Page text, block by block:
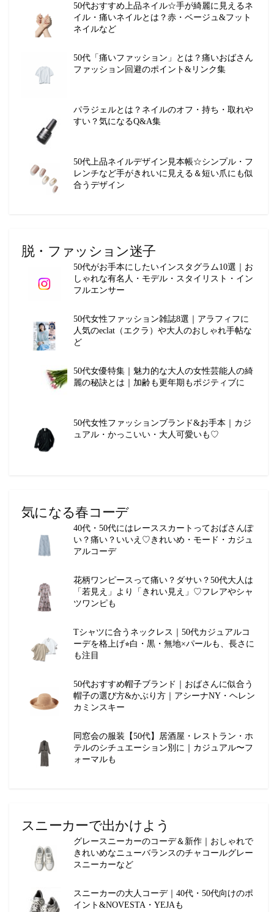
50代おすすめ上品ネイル☆手が綺麗に見えるネ
イル・痛いネイルとは？赤・ベージュ&フット
ネイルなど
50代「痛いファッション」とは？痛いおばさん
ファッション回避のポイント&リンク集
パラジェルとは？ネイルのオフ・持ち・取れや
すい？気になるQ&A集
50代上品ネイルデザイン見本帳☆シンプル・フ
レンチなど手がきれいに見える＆短い爪にも似
合うデザイン
脱・ファッション迷子
50代がお手本にしたいインスタグラム10選｜お
しゃれな有名人・モデル・スタイリスト・イン
フルエンサー
50代女性ファッション雑誌8選｜アラフィフに
人気のeclat（エクラ）や大人のおしゃれ手帖な
ど
50代女優特集｜魅力的な大人の女性芸能人の綺
麗の秘訣とは｜加齢も更年期もポジティブに
50代女性ファッションブランド&お手本｜カジ
ュアル・かっこいい・大人可愛いも♡
気になる春コーデ
40代・50代にはレーススカートっておばさんぽ
い？痛い？いいえ♡きれいめ・モード・カジュ
アルコーデ
花柄ワンピースって痛い？ダサい？50代大人は
「若見え」より「きれい見え」♡フレアやシャ
ツワンピも
Tシャツに合うネックレス｜50代カジュアルコ
ーデを格上げ⭐︎白・黒・無地×パールも、長さに
も注目
50代おすすめ帽子ブランド｜おばさんに似合う
帽子の選び方&かぶり方｜アシーナNY・ヘレン
カミンスキー
同窓会の服装【50代】居酒屋・レストラン・ホ
テルのシチュエーション別に｜カジュアル〜フ
ォーマルも
スニーカーで出かけよう
グレースニーカーのコーデ＆新作｜おしゃれで
きれいめなニューバランスのチャコールグレー
スニーカーなど
スニーカーの大人コーデ｜40代・50代向けのポ
イント&NOVESTA・YEJAも